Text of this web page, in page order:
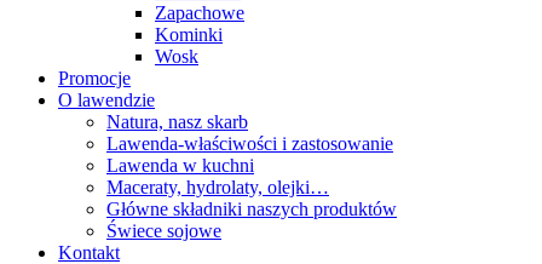
Zapachowe
Kominki
Wosk
Promocje
O lawendzie
Natura, nasz skarb
Lawenda-właściwości i zastosowanie
Lawenda w kuchni
Maceraty, hydrolaty, olejki…
Główne składniki naszych produktów
Świece sojowe
Kontakt